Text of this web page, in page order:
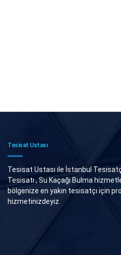
Tesisat Ustası
Tesisat Ustası ile İstanbul
Tesisatı , Su Kaçağı Bulma
bölgenize en yakın tesisatçı için
hizmetinizdeyiz.